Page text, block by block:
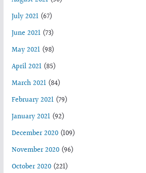
July 2021(67)
June 2021(73)
May 2021(98)
April 2021(85)
March 2021(84)
February 2021(79)
January 2021(92)
December 2020(109)
November 2020(96)
October 2020(221)